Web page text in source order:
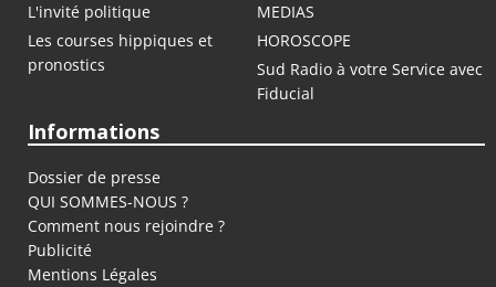
L'invité politique
MEDIAS
Les courses hippiques et
pronostics
HOROSCOPE
Sud Radio à votre Service avec
Fiducial
Informations
Dossier de presse
QUI SOMMES-NOUS ?
Comment nous rejoindre ?
Publicité
Mentions Légales